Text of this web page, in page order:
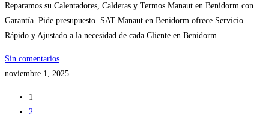
Reparamos su Calentadores, Calderas y Termos Manaut en Benidorm con
Garantía. Pide presupuesto. SAT Manaut en Benidorm ofrece Servicio
Rápido y Ajustado a la necesidad de cada Cliente en Benidorm.
Sin comentarios
noviembre 1, 2025
1
2